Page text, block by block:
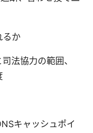
るか
法協力の範囲、
キャッシュポイ